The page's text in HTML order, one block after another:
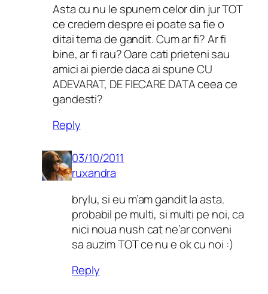
Asta cu nu le spunem celor din jur TOT
ce credem despre ei poate sa fie o
ditai tema de gandit. Cum ar fi? Ar fi
bine, ar fi rau? Oare cati prieteni sau
amici ai pierde daca ai spune CU
ADEVARAT, DE FIECARE DATA ceea ce
gandesti?
Reply
03/10/2011
ruxandra
brylu, si eu m’am gandit la asta.
probabil pe multi, si multi pe noi, ca
nici noua nush cat ne’ar conveni
sa auzim TOT ce nu e ok cu noi :)
Reply